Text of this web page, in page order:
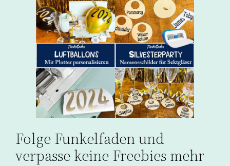
Folge Funkelfaden und
verpasse keine Freebies mehr